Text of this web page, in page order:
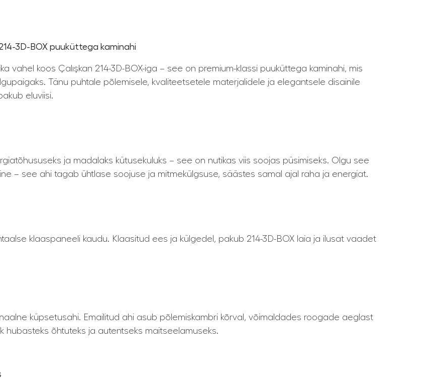
3D-BOX puuküttega kaminahi
vahel koos Çalışkan 214-3D-BOX-iga – see on premium-klassi puuküttega kaminahi, mis
Tänu puhtale põlemisele, kvaliteetsetele materjalidele ja elegantsele disainile
eluviisi.
ja madalaks kütusekuluks – see on nutikas viis soojas püsimiseks. Olgu see
– see ahi tagab ühtlase soojuse ja mitmekülgsuse, säästes samal ajal raha ja energiat.
klaaspaneeli kaudu. Klaasitud ees ja külgedel, pakub 214-3D-BOX laia ja ilusat vaadet
küpsetusahi. Emailitud ahi asub põlemiskambri kõrval, võimaldades roogade aeglast
hubasteks õhtuteks ja autentseks maitseelamuseks.